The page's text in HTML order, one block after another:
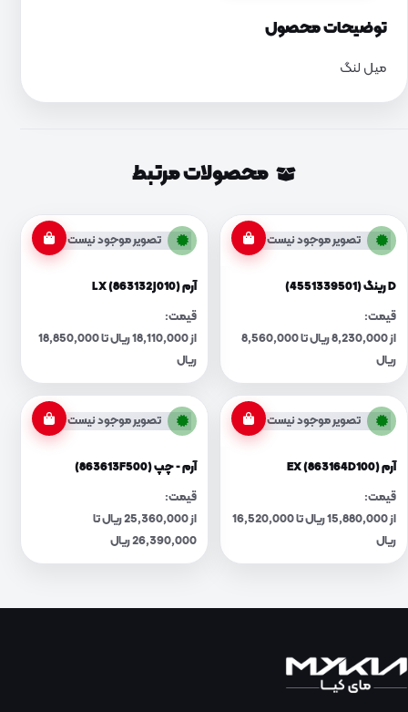
توضیحات محصول
میل لنگ
محصولات مرتبط
تصویر موجود نیست
D رینگ (4551339501)
قیمت:
از 8,230,000 ریال تا 8,560,000
ریال
تصویر موجود نیست
آرم LX (863132J010)
قیمت:
از 18,110,000 ریال تا 18,850,000
ریال
تصویر موجود نیست
آرم EX (863164D100)
قیمت:
از 15,880,000 ریال تا 16,520,000
ریال
تصویر موجود نیست
آرم - چپ (863613F500)
قیمت:
از 25,360,000 ریال تا
26,390,000 ریال